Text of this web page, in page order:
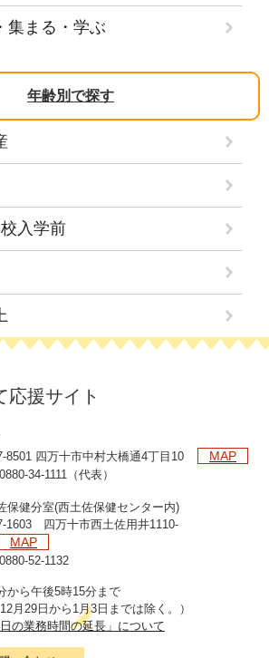
集まる・学ぶ
年齢別で探す
入学前
応援サイト
8501 四万十市中村大橋通4丁目10
MAP
34-1111（代表）
保健分室(西土佐保健センター内)
1603 四万十市西土佐用井1110-
MAP
52-1132
から午後5時15分まで
月29日から1月3日までは除く。）
の業務時間の延長」について